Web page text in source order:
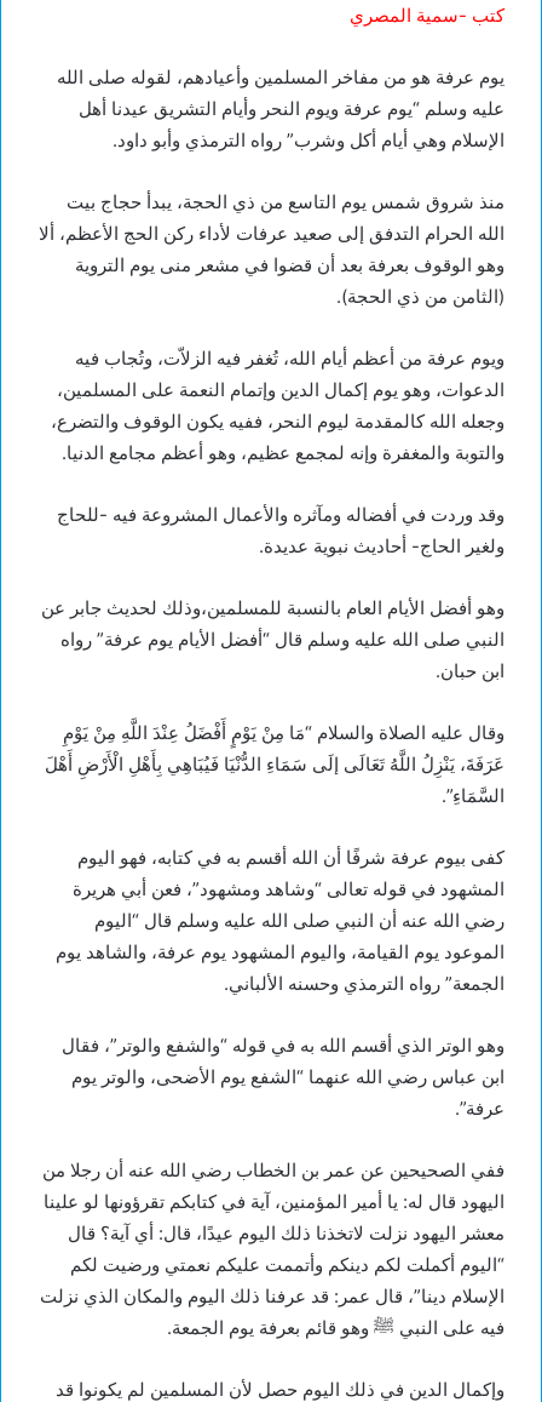
كتب -سمية المصري
يوم عرفة هو من مفاخر المسلمين وأعيادهم، لقوله صلى الله
عليه وسلم “يوم عرفة ويوم النحر وأيام التشريق عيدنا أهل
الإسلام وهي أيام أكل وشرب” رواه الترمذي وأبو داود.
منذ شروق شمس يوم التاسع من ذي الحجة، يبدأ حجاج بيت
الله الحرام التدفق إلى صعيد عرفات لأداء ركن الحج الأعظم، ألا
وهو الوقوف بعرفة بعد أن قضوا في مشعر منى يوم التروية
(الثامن من ذي الحجة).
ويوم عرفة من أعظم أيام الله، تُغفر فيه الزلاّت، وتُجاب فيه
الدعوات، وهو يوم إكمال الدين وإتمام النعمة على المسلمين،
وجعله الله كالمقدمة ليوم النحر، ففيه يكون الوقوف والتضرع،
والتوبة والمغفرة وإنه لمجمع عظيم، وهو أعظم مجامع الدنيا.
وقد وردت في أفضاله ومآثره والأعمال المشروعة فيه -للحاج
ولغير الحاج- أحاديث نبوية عديدة.
وهو أفضل الأيام العام بالنسبة للمسلمين،وذلك لحديث جابر عن
النبي صلى الله عليه وسلم قال “أفضل الأيام يوم عرفة” رواه
ابن حبان.
وقال عليه الصلاة والسلام “مَا مِنْ يَوْمٍ أَفْضَلُ عِنْدَ اللَّهِ مِنْ يَوْمِ
عَرَفَةَ، يَنْزِلُ اللَّهُ تَعَالَى إلَى سَمَاءِ الدُّنْيَا فَيُبَاهِي بِأَهْلِ الْأَرْضِ أَهْلَ
السَّمَاءِ”.
كفى بيوم عرفة شرفًا أن الله أقسم به في كتابه، فهو اليوم
المشهود في قوله تعالى “وشاهد ومشهود”، فعن أبي هريرة
رضي الله عنه أن النبي صلى الله عليه وسلم قال “اليوم
الموعود يوم القيامة، واليوم المشهود يوم عرفة، والشاهد يوم
الجمعة” رواه الترمذي وحسنه الألباني.
وهو الوتر الذي أقسم الله به في قوله “والشفع والوتر”، فقال
ابن عباس رضي الله عنهما “الشفع يوم الأضحى، والوتر يوم
عرفة”.
ففي الصحيحين عن عمر بن الخطاب رضي الله عنه أن رجلا من
اليهود قال له: يا أمير المؤمنين، آية في كتابكم تقرؤونها لو علينا
معشر اليهود نزلت لاتخذنا ذلك اليوم عيدًا، قال: أي آية؟ قال
“اليوم أكملت لكم دينكم وأتممت عليكم نعمتي ورضيت لكم
الإسلام دينا”، قال عمر: قد عرفنا ذلك اليوم والمكان الذي نزلت
فيه على النبي ﷺ وهو قائم بعرفة يوم الجمعة.
وإكمال الدين في ذلك اليوم حصل لأن المسلمين لم يكونوا قد